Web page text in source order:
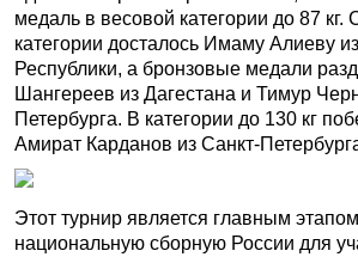
медаль в весовой категории до 87 кг.
категории досталось Имаму Алиеву
Республики, а бронзовые медали
Шангереев из Дагестана и Тимур
Петербурга. В категории до 130 кг
Амират Карданов из Санкт-
Этот турнир является главным
национальную сборную России для